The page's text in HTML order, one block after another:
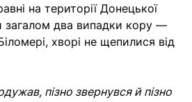
на території Донецької
загалом два випадки кору —
хворі не щепилися від
пізно звернувся й пізно